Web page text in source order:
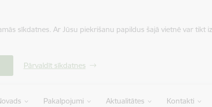
sīkdatnes. Ar Jūsu piekrišanu papildus šajā vietnē var tikt
Pārvaldīt sīkdatnes
Pakalpojumi Aktualitātes Kontakti